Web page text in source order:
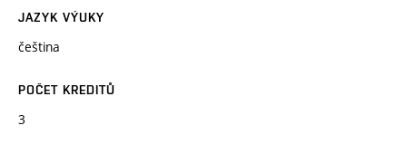
JAZYK VÝUKY
čeština
POČET KREDITŮ
3